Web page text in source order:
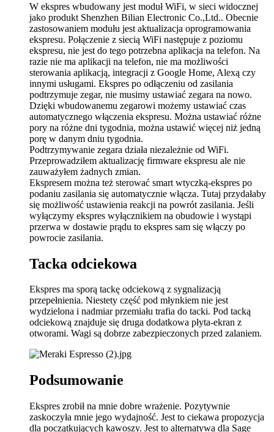
W ekspres wbudowany jest moduł WiFi, w sieci widocznej
jako produkt Shenzhen Bilian Electronic Co.,Ltd.. Obecnie
zastosowaniem modułu jest aktualizacja oprogramowania
ekspresu. Połączenie z siecią WiFi następuje z poziomu
ekspresu, nie jest do tego potrzebna aplikacja na telefon. Na
razie nie ma aplikacji na telefon, nie ma możliwości
sterowania aplikacją, integracji z Google Home, Alexą czy
innymi usługami. Ekspres po odłączeniu od zasilania
podtrzymuje zegar, nie musimy ustawiać zegara na nowo.
Dzięki wbudowanemu zegarowi możemy ustawiać czas
automatycznego włączenia ekspresu. Można ustawiać różne
pory na różne dni tygodnia, można ustawić więcej niż jedną
porę w danym dniu tygodnia.
Podtrzymywanie zegara działa niezależnie od WiFi.
Przeprowadziłem aktualizację firmware ekspresu ale nie
zauważyłem żadnych zmian.
Ekspresem można też sterować smart wtyczką-ekspres po
podaniu zasilania się automatycznie włącza. Tutaj przydałaby
się możliwość ustawienia reakcji na powrót zasilania. Jeśli
wyłączymy ekspres wyłącznikiem na obudowie i wystąpi
przerwa w dostawie prądu to ekspres sam się włączy po
powrocie zasilania.
Tacka odciekowa
Ekspres ma sporą tackę odciekową z sygnalizacją
przepełnienia. Niestety część pod młynkiem nie jest
wydzielona i nadmiar przemiału trafia do tacki. Pod tacką
odciekową znajduje się druga dodatkowa płyta-ekran z
otworami. Wagi są dobrze zabezpieczonych przed zalaniem.
Podsumowanie
Ekspres zrobił na mnie dobre wrażenie. Pozytywnie
zaskoczyła mnie jego wydajność. Jest to ciekawa propozycja
dla początkujących kawoszy. Jest to alternatywa dla Sage